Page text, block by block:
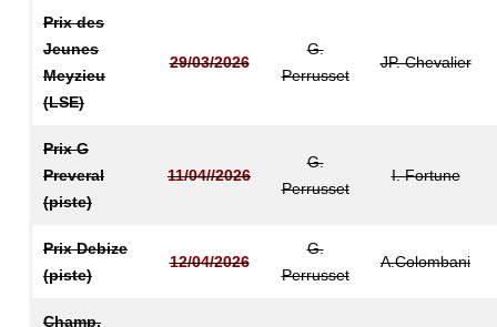
Prix des
Jeunes
Meyzieu
(LSE)
29/03/2026
G.
Perrusset
JP. Chevalier
Prix G
Preveral
(piste)
11/04//2026
G.
Perrusset
I. Fortune
Prix Debize
(piste)
12/04/2026
G.
Perrusset
A.Colombani
Champ.